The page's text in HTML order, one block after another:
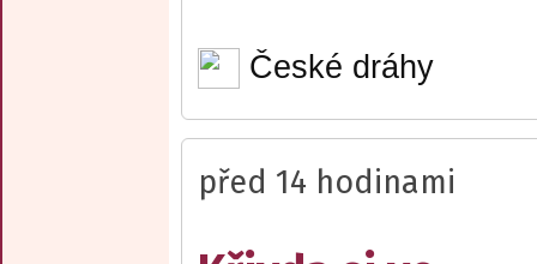
České dráhy
před 14 hodinami